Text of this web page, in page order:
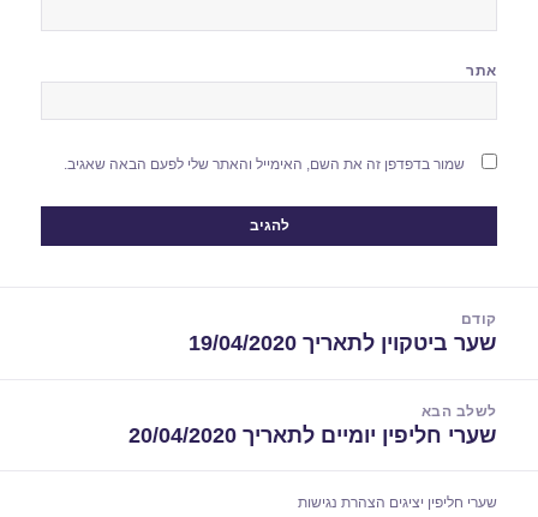
אתר
שמור בדפדפן זה את השם, האימייל והאתר שלי לפעם הבאה שאגיב.
קודם
הפוסט
שער ביטקוין לתאריך 19/04/2020
לשלב הבא
הפוסט
שערי חליפין יומיים לתאריך 20/04/2020
שערי חליפין יציגים הצהרת נגישות